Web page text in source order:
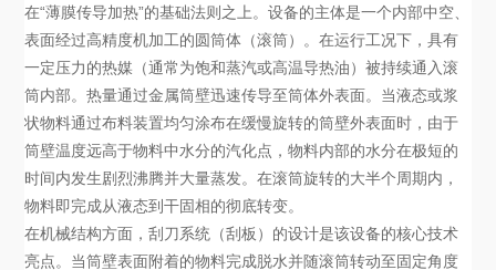
在“薄膜传导加热”的基础法则之上。设备的主体是一个内部中空、
表面经过高精度机加工的圆筒体（滚筒）。在运行工况下，具有
一定压力的热媒（通常为饱和蒸汽或高温导热油）被持续通入滚
筒内部。热量通过金属筒壁迅速传导至筒体外表面。当液态或浆
状物料通过布料装置均匀涂布在缓慢旋转的筒壁外表面时，由于
筒壁温度远高于物料中水分的汽化点，物料内部的水分在极短的
时间内发生剧烈沸腾并大量蒸发。在滚筒旋转的大半个周期内，
物料即完成从液态到干固相的彻底转变。
在机械结构方面，刮刀系统（刮板）的设计是该设备的核心技术
亮点。当筒壁表面附着的物料完成脱水并随滚筒转动至固定角度